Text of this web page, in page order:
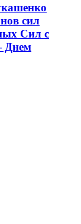
сил
Сил с
Днем